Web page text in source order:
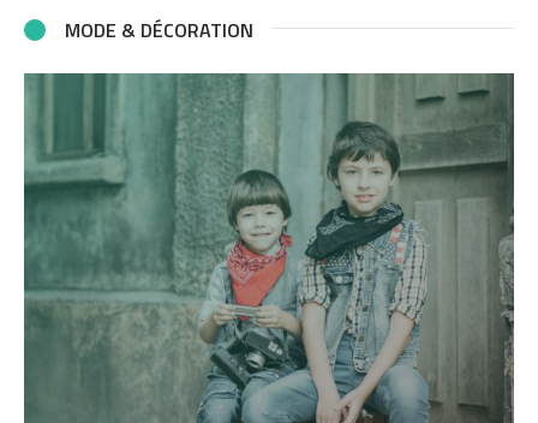
MODE & DÉCORATION